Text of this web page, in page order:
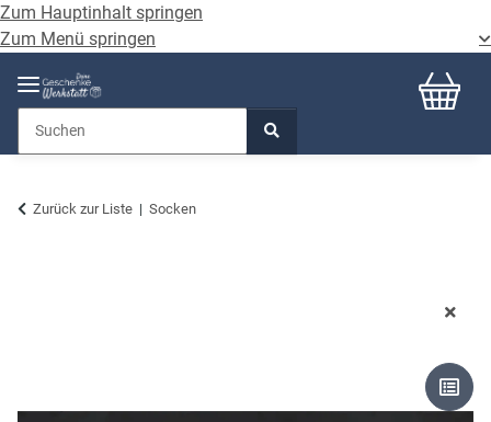
Zum Hauptinhalt springen
Zum Menü springen
Zurück zur Liste Socken